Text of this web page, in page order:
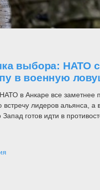
выбора: НАТО
в военную
в Анкаре все заметнее
лидеров альянса, а
Запад готов идти в